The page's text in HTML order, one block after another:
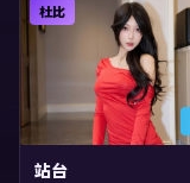
杜比
站台